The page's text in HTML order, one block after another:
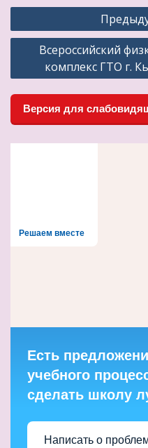
Навигация
по
записямВсероссийский
комплекс ГТО г.
Версия для
Решаем вместе
Есть
учебного
сделать школу
Написать о